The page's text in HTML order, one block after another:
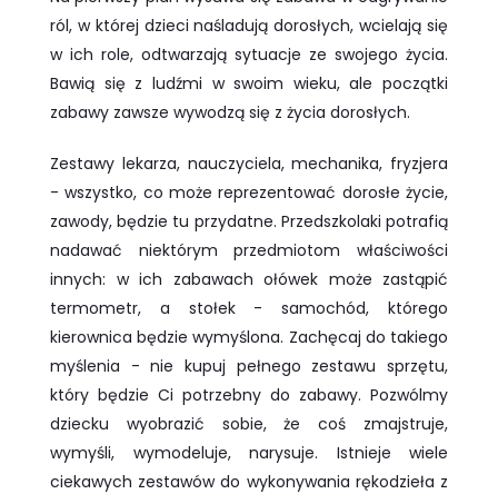
ról, w której dzieci naśladują dorosłych, wcielają się
w ich role, odtwarzają sytuacje ze swojego życia.
Bawią się z ludźmi w swoim wieku, ale początki
zabawy zawsze wywodzą się z życia dorosłych.
Zestawy lekarza, nauczyciela, mechanika, fryzjera
- wszystko, co może reprezentować dorosłe życie,
zawody, będzie tu przydatne. Przedszkolaki potrafią
nadawać niektórym przedmiotom właściwości
innych: w ich zabawach ołówek może zastąpić
termometr, a stołek - samochód, którego
kierownica będzie wymyślona. Zachęcaj do takiego
myślenia - nie kupuj pełnego zestawu sprzętu,
który będzie Ci potrzebny do zabawy. Pozwólmy
dziecku wyobrazić sobie, że coś zmajstruje,
wymyśli, wymodeluje, narysuje. Istnieje wiele
ciekawych zestawów do wykonywania rękodzieła z